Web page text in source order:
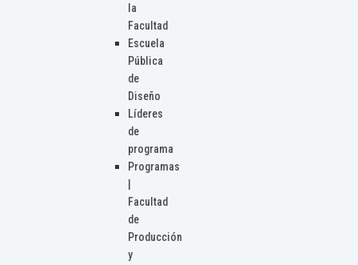
la
Facultad
Escuela
Pública
de
Diseño
Líderes
de
programa
Programas
Facultad
de
Producción
y